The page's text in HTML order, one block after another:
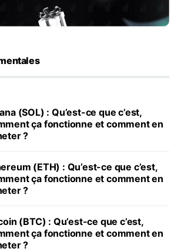
(SOL) : Qu’est-ce que c’est,
ça fonctionne et comment en
?
(ETH) : Qu’est-ce que c’est,
ça fonctionne et comment en
?
(BTC) : Qu’est-ce que c’est,
ça fonctionne et comment en
?